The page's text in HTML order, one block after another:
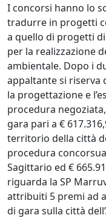
I concorsi hanno lo
tradurre in progetti
a quello di progetti
per la realizzazione
ambientale. Dopo i
appaltante si riserva
la progettazione e
procedura
gara pari a €
territorio della città
procedura
Sagittario ed €
riguarda la SP
attribuiti 5 premi ad
di gara sulla città